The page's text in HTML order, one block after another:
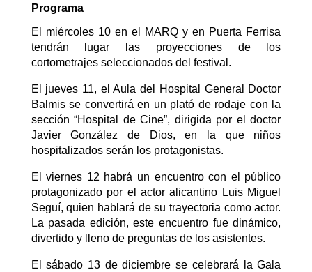
Programa
El miércoles 10 en el MARQ y en Puerta Ferrisa
tendrán lugar las proyecciones de los
cortometrajes seleccionados del festival.
El jueves 11, el Aula del Hospital General Doctor
Balmis se convertirá en un plató de rodaje con la
sección “Hospital de Cine”, dirigida por el doctor
Javier González de Dios, en la que niños
hospitalizados serán los protagonistas.
El viernes 12 habrá un encuentro con el público
protagonizado por el actor alicantino Luis Miguel
Seguí, quien hablará de su trayectoria como actor.
La pasada edición, este encuentro fue dinámico,
divertido y lleno de preguntas de los asistentes.
El sábado 13 de diciembre se celebrará la Gala